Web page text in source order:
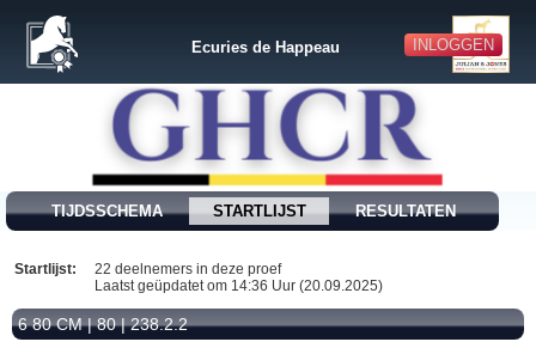
INLOGGEN
Ecuries de Happeau
TIJDSSCHEMA STARTLIJST RESULTATEN
Startlijst:
22 deelnemers in deze proef
Laatst geüpdatet om 14:36 Uur (20.09.2025)
6 80 CM | 80 | 238.2.2